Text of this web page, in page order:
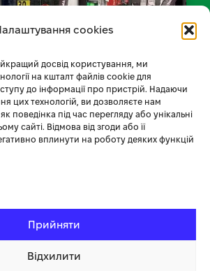
cookies
досвід користування, ми
на кшталт файлів cookie для
до інформації про пристрій. Надаючи
цих технологій, ви дозволяєте нам
поведінка під час перегляду або унікальні
сайті. Відмова від згоди або її
вплинути на роботу деяких функцій
Прийняти
Відхилити
📍 Відкрити на мапі
Умови доставки
Повернення товару
Публічний договір